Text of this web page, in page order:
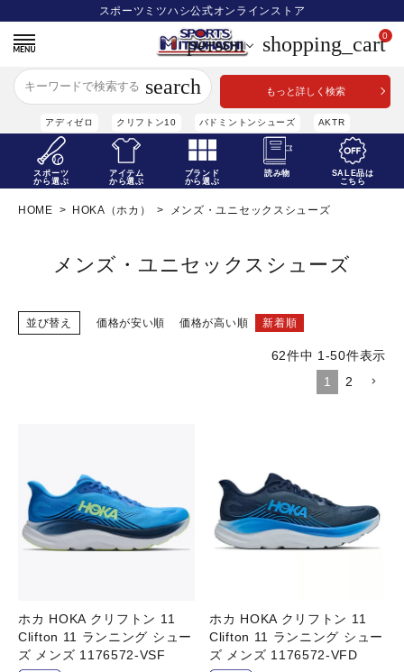
スポーツミツハシ公式オンラインストア
person 0
shopping_cart
search
もっと詳しく検索
アディゼロ クリフトン10 バドミントンシューズ AKTR
スポーツ
から選ぶ
アイテム
から選ぶ
ブランド
から選ぶ
読み物
SALE品は
こちら
ACCOUNT MENU
meeting_room
ログ
person
会員登
スポーツから選ぶ
INFORMATIOM
メルマガ登録
特定商取引法
HOME HOKA（ホカ） メンズ・ユニセックスシューズ
メンズ・ユニセックスシューズ
並び替え 価格が安い順 価格が高い順 新着順
62件中 1 -50件表示
1
2
ホカ HOKA クリフトン 11
Clifton 11 ランニング シュー
ズ メンズ 1176572-VSF
ホカ HOKA クリフトン 11
Clifton 11 ランニング シュー
ズ メンズ 1176572-VFD